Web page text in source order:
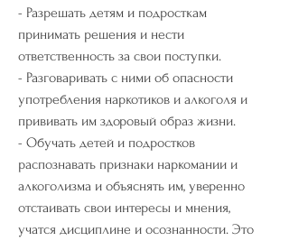
- Разрешать детям и подросткам
принимать решения и нести
ответственность за свои поступки.
- Разговаривать с ними об опасности
употребления наркотиков и алкоголя и
прививать им здоровый образ жизни.
- Обучать детей и подростков
распознавать признаки наркомании и
алкоголизма и объяснять им, уверенно
отстаивать свои интересы и мнения,
учатся дисциплине и осознанности. Это